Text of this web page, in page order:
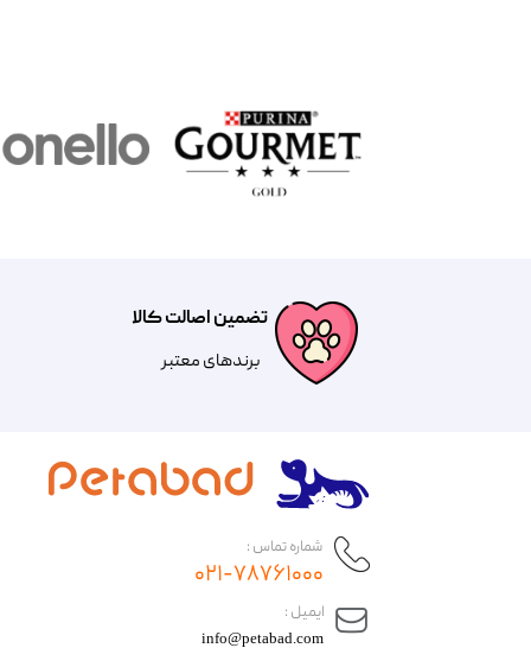
تضمین اصالت کالا
​​برندهای معتبر​​​​​​​
​ایمیل :
info@petabad.com
شماره تماس :
۰۲۱-۷۸۷۶۱۰۰۰